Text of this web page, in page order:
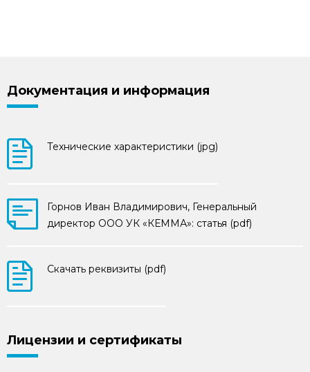
Документация и информация
Технические характеристики (jpg)
Горнов Иван Владимирович, Генеральный
директор ООО УК «КЕММА»: статья (pdf)
Скачать реквизиты (pdf)
Лицензии и сертификаты